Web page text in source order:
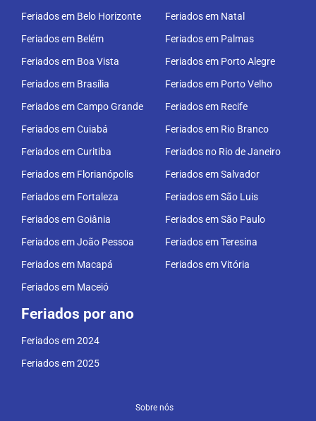
Feriados em Belo Horizonte
Feriados em Belém
Feriados em Boa Vista
Feriados em Brasília
Feriados em Campo Grande
Feriados em Cuiabá
Feriados em Curitiba
Feriados em Florianópolis
Feriados em Fortaleza
Feriados em Goiânia
Feriados em João Pessoa
Feriados em Macapá
Feriados em Maceió
Feriados em Natal
Feriados em Palmas
Feriados em Porto Alegre
Feriados em Porto Velho
Feriados em Recife
Feriados em Rio Branco
Feriados no Rio de Janeiro
Feriados em Salvador
Feriados em São Luis
Feriados em São Paulo
Feriados em Teresina
Feriados em Vitória
Feriados por ano
Feriados em 2024
Feriados em 2025
Sobre nós